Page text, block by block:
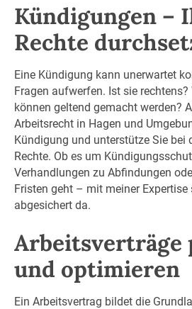
Kündigungen –
Rechte
Eine Kündigung kann unerwartet
Fragen aufwerfen. Ist sie rechtens?
können geltend gemacht werden?
Arbeitsrecht in Hagen und
Kündigung und unterstütze Sie bei
Rechte. Ob es um
Verhandlungen zu Abfindungen
Fristen geht – mit meiner Expertise
abgesichert da.
Arbeitsverträge
und optimieren
Ein Arbeitsvertrag bildet die